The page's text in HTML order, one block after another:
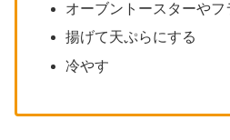
オーブントースターやフ
揚げて天ぷらにする
冷やす